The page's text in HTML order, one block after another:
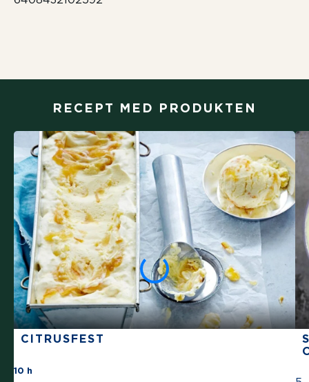
RECEPT MED PRODUKTEN
CITRUSFEST
10 h